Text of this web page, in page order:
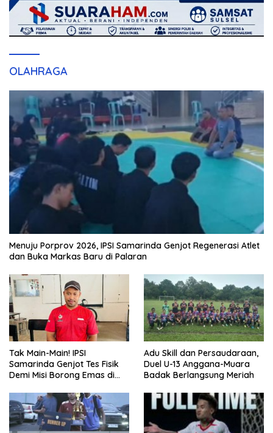
OLAHRAGA
Menuju Porprov 2026, IPSI Samarinda Genjot Regenerasi Atlet
dan Buka Markas Baru di Palaran
Tak Main-Main! IPSI
Samarinda Genjot Tes Fisik
Demi Misi Borong Emas di
Adu Skill dan Persaudaraan,
Duel U-13 Anggana-Muara
Badak Berlangsung Meriah